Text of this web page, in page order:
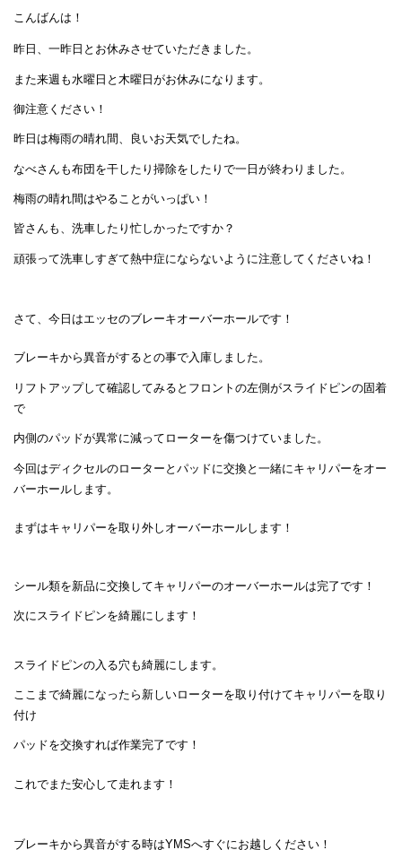
こんばんは！
昨日、一昨日とお休みさせていただきました。
また来週も水曜日と木曜日がお休みになります。
御注意ください！
昨日は梅雨の晴れ間、良いお天気でしたね。
なべさんも布団を干したり掃除をしたりで一日が終わりました。
梅雨の晴れ間はやることがいっぱい！
皆さんも、洗車したり忙しかったですか？
頑張って洗車しすぎて熱中症にならないように注意してくださいね！
さて、今日はエッセのブレーキオーバーホールです！
ブレーキから異音がするとの事で入庫しました。
リフトアップして確認してみるとフロントの左側がスライドピンの固着
で
内側のパッドが異常に減ってローターを傷つけていました。
今回はディクセルのローターとパッドに交換と一緒にキャリパーをオー
バーホールします。
まずはキャリパーを取り外しオーバーホールします！
シール類を新品に交換してキャリパーのオーバーホールは完了です！
次にスライドピンを綺麗にします！
スライドピンの入る穴も綺麗にします。
ここまで綺麗になったら新しいローターを取り付けてキャリパーを取り
付け
パッドを交換すれば作業完了です！
これでまた安心して走れます！
ブレーキから異音がする時はYMSへすぐにお越しください！